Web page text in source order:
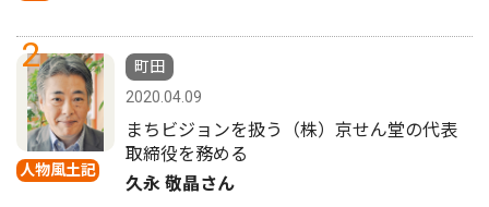
2
人物風土記
町田
2020.04.09
まちビジョンを扱う（株）京せん堂の代表
取締役を務める
久永 敬晶さん